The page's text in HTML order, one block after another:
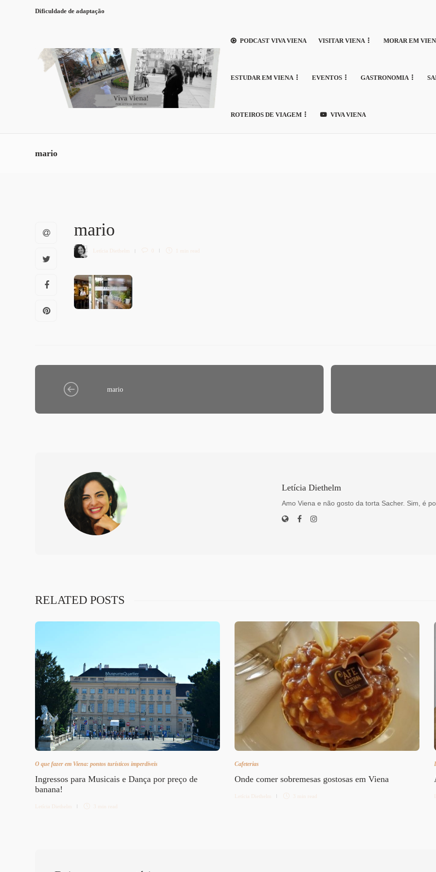
Dificuldade de adaptação
PODCAST VIVA VIENA VISITAR VIENA MORAR EM
ESTUDAR EM VIENA EVENTOS GASTRONOMIA
ROTEIROS DE VIAGEM VIVA VIENA
mario
mario
Letícia Diethelm 0 1 min read
mario
Letícia Diethelm
Amo Viena e não gosto da torta Sacher. Sim, é
RELATED POSTS
O que fazer em Viena: pontos turísticos imperdíveis
Ingressos para Musicais e Dança por preço de
banana!
Letícia Diethelm 3 min read
Cafeterias
Onde comer sobremesas gostosas em Viena
Letícia Diethelm 3 min read